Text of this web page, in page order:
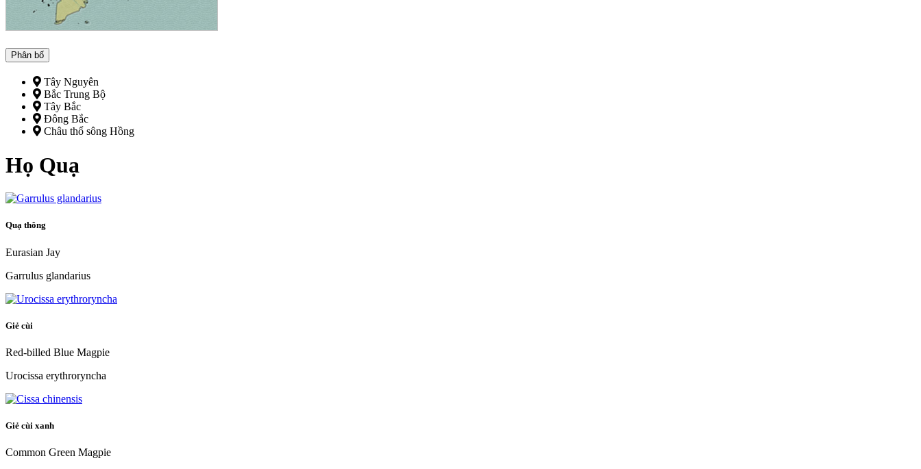
Phân bố
Tây Nguyên
Bắc Trung Bộ
Tây Bắc
Đông Bắc
Châu thổ sông Hồng
Họ Quạ
Quạ thông
Eurasian Jay
Garrulus glandarius
Giẻ cùi
Red-billed Blue Magpie
Urocissa erythroryncha
Giẻ cùi xanh
Common Green Magpie